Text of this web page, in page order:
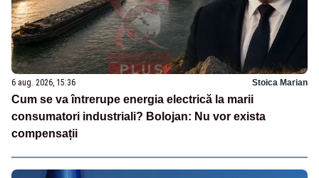
6 aug. 2026, 15:36 Stoica Marian
Cum se va întrerupe energia electrică la marii
consumatori industriali? Bolojan: Nu vor exista
compensații